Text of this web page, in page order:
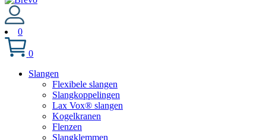
0
0
Slangen
Flexibele slangen
Slangkoppelingen
Lax Vox® slangen
Kogelkranen
Flenzen
Slangklemmen